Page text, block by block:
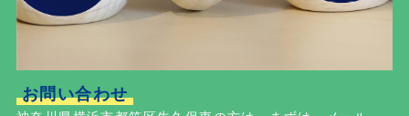
お問い合わせ